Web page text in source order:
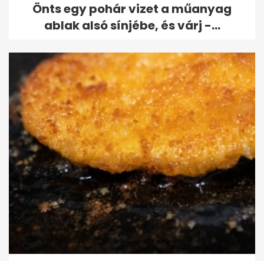
Önts egy pohár vizet a műanyag
ablak alsó sínjébe, és várj -...